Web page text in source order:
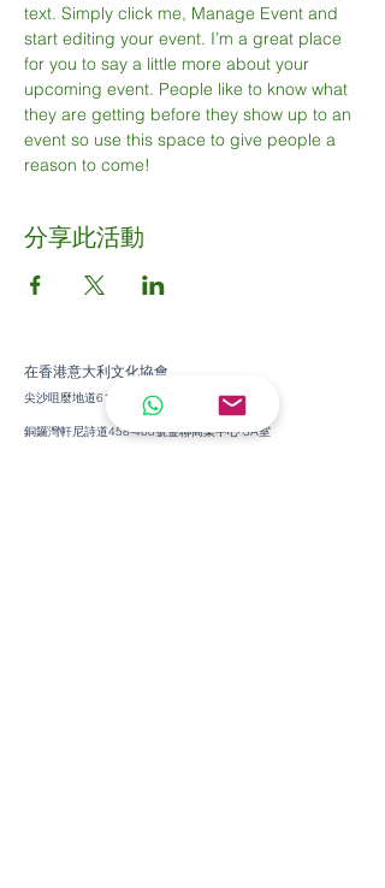
text. Simply click me, Manage Event and
start editing your event. I’m a great place
for you to say a little more about your
upcoming event. People like to know what
they are getting before they show up to an
event so use this space to give people a
reason to come!
分享此活動
在香港意大利文化協會
尖沙咀麼地道61號冠華中心1樓103室
銅鑼灣軒尼詩道458-468號金聯商業中心 3A室